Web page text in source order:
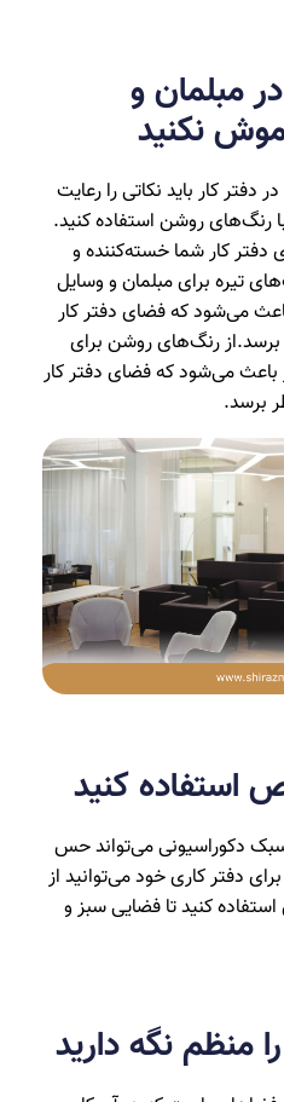
مبلمان و
نکنید
دفتر کار باید نکاتی را رعایت
رنگ‌های روشن استفاده کنید.
کار شما خسته‌کننده و
تیره برای مبلمان و وسایل
می‌شود که فضای دفتر کار
رنگ‌های روشن برای
باعث می‌شود که فضای دفتر کار
برسد.
دکوراسیونی می‌تواند حس
دفتر کاری خود می‌توانید از
کنید تا فضایی سبز و